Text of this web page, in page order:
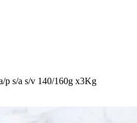
p s/a s/v 140/160g x3Kg